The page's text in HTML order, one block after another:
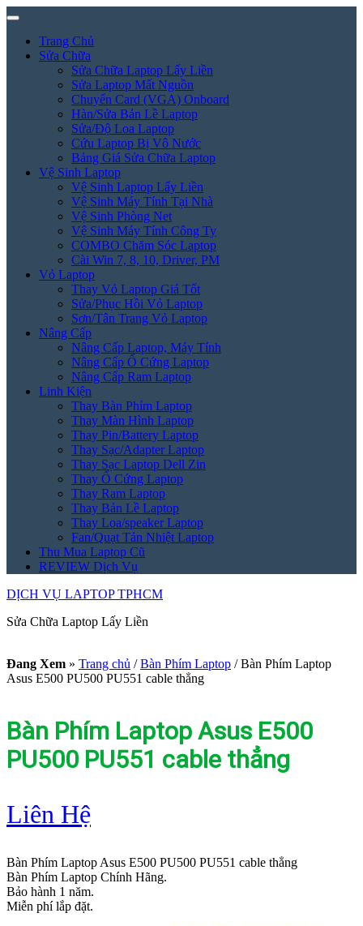
Trang Chủ
Sửa Chữa
Sửa Chữa Laptop Lấy Liền
Sửa Laptop Mất Nguồn
Chuyển Card (VGA) Onboard
Hàn/Sửa Bản Lề Laptop
Sửa/Độ Loa Laptop
Cứu Laptop Bị Vô Nước
Bảng Giá Sửa Chữa Laptop
Vệ Sinh Laptop
Vệ Sinh Laptop Lấy Liền
Vệ Sinh Máy Tính Tại Nhà
Vệ Sinh Phòng Net
Vệ Sinh Máy Tính Công Ty
COMBO Chăm Sóc Laptop
Cài Win 7, 8, 10, Driver, PM
Vỏ Laptop
Thay Vỏ Laptop Giá Tốt
Sửa/Phục Hồi Vỏ Laptop
Sơn/Tân Trang Vỏ Laptop
Nâng Cấp
Nâng Cấp Laptop, Máy Tính
Nâng Cấp Ổ Cứng Laptop
Nâng Cấp Ram Laptop
Linh Kiện
Thay Bàn Phím Laptop
Thay Màn Hình Laptop
Thay Pin/Battery Laptop
Thay Sạc/Adapter Laptop
Thay Sạc Laptop Dell Zin
Thay Ổ Cứng Laptop
Thay Ram Laptop
Thay Bản Lề Laptop
Thay Loa/speaker Laptop
Fan/Quạt Tản Nhiệt Laptop
Thu Mua Laptop Cũ
REVIEW Dịch Vụ
DỊCH VỤ LAPTOP TPHCM
Sửa Chữa Laptop Lấy Liền
Đang Xem » Trang chủ / Bàn Phím Laptop /Bàn Phím Laptop
Asus E500 PU500 PU551 cable thẳng
Bàn Phím Laptop Asus E500
PU500 PU551 cable thẳng
Liên Hệ
Bàn Phím Laptop Asus E500 PU500 PU551 cable thẳng
Bàn Phím Laptop Chính Hãng.
Bảo hành 1 năm.
Miễn phí lắp đặt.